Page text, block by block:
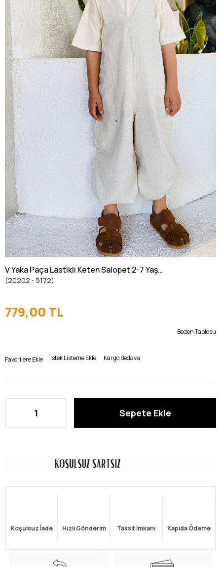
V Yaka Paça Lastikli Keten Salopet 2-7 Yaş
Naturel
(20202 - 5172)
779,00 TL
Beden Tablosu
Favorilere Ekle İstek Listeme Ekle Kargo Bedava
Koşulsuz İade Hızlı Gönderim Taksit İmkanı Kapıda Ödeme